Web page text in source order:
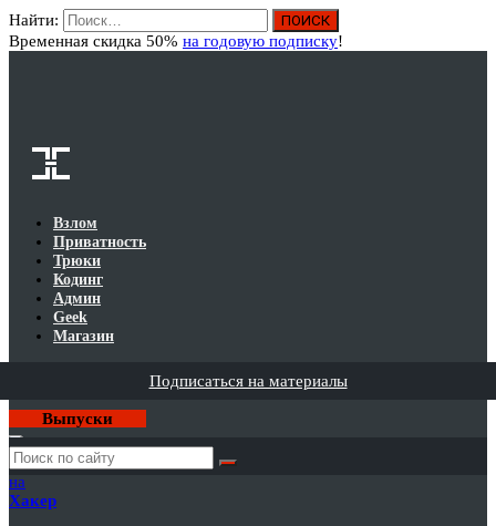
Найти:
Временная скидка 50% на годовую подписку!
Взлом
Приватность
Трюки
Кодинг
Админ
Geek
Магазин
Подписаться на материалы
Выпуски
Годовая
подписка
на
Хакер